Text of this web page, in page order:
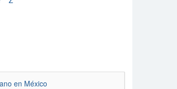
en México